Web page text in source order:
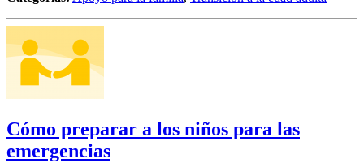
Cómo preparar a los niños para las
emergencias